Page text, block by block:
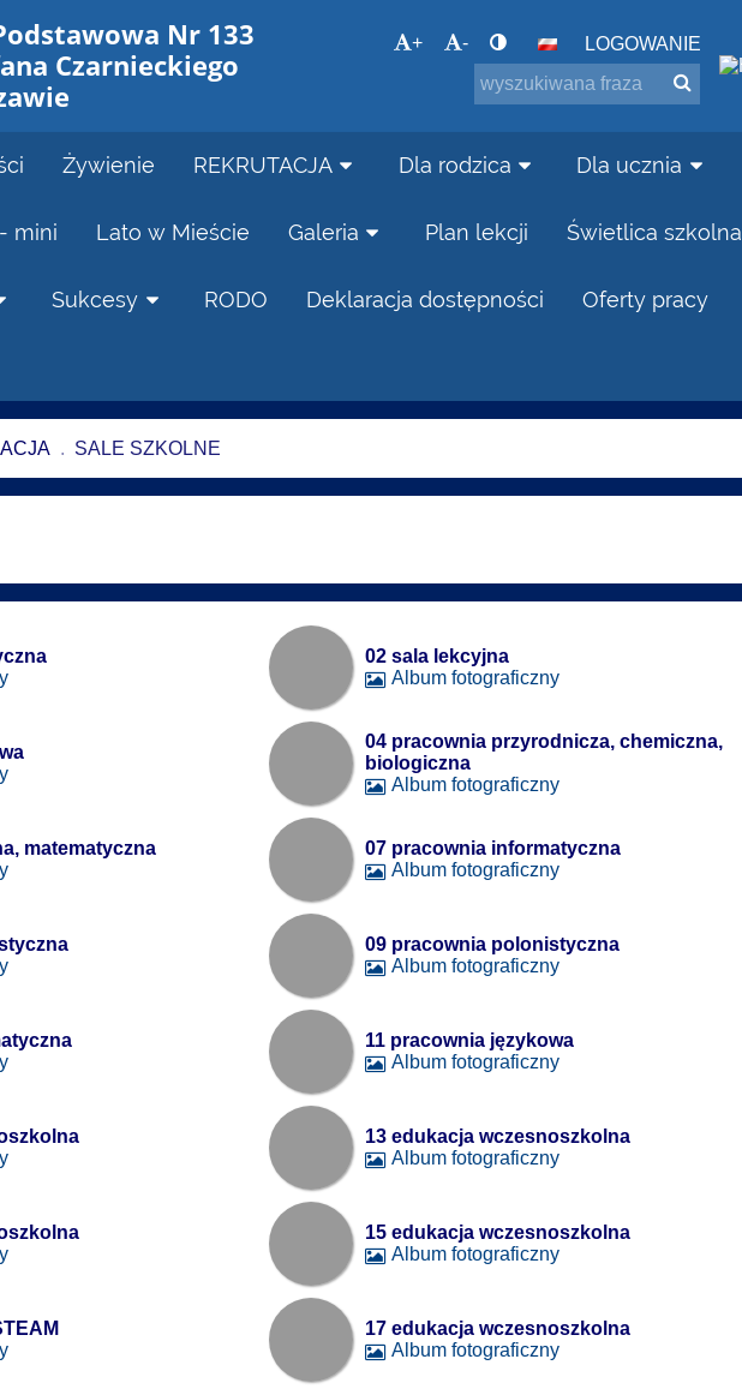
Nr 133
Czarnieckiego
+ - LOGOWANIE
Żywienie REKRUTACJA Dla rodzica Dla ucznia
mini Lato w Mieście Galeria Plan lekcji Świetlica szkolna
Sukcesy RODO Deklaracja dostępności Oferty pracy
. SALE SZKOLNE
02 sala lekcyjna
Album fotograficzny
04 pracownia przyrodnicza, chemiczna,
biologiczna
Album fotograficzny
matematyczna
07 pracownia informatyczna
Album fotograficzny
09 pracownia polonistyczna
Album fotograficzny
11 pracownia językowa
Album fotograficzny
13 edukacja wczesnoszkolna
Album fotograficzny
15 edukacja wczesnoszkolna
Album fotograficzny
17 edukacja wczesnoszkolna
Album fotograficzny